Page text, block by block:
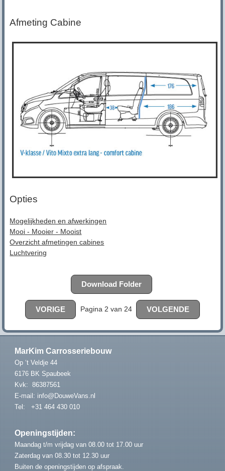
Afmeting Cabine
Opties
Mogelijkheden en afwerkingen
Mooi - Mooier - Mooist
Overzicht afmetingen cabines
Luchtvering
Download Folder
VORIGE Pagina 2 van 24 VOLGENDE
MarKim Carrosseriebouw
Op ‘t Veldje 44
6176 BK Spaubeek
Kvk: 86387561
E-mail:info@DouweVans.nl
Tel: +31 464 430 010
Openingstijden:
Maandag t/m vrijdag van 08.00 tot 17.00 uur
Zaterdag van 08.30 tot 12.30 uur
Buiten de openingstijden op afspraak.